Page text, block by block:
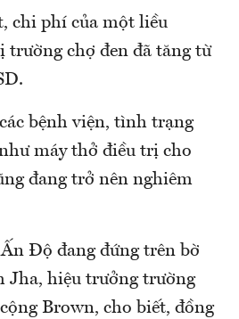
chi phí của một liều
trường chợ đen đã tăng từ
bệnh viện, tình trạng
máy thở điều trị cho
đang trở nên nghiêm
Độ đang đứng trên bờ
Jha, hiệu trưởng trường
Brown, cho biết, đồng